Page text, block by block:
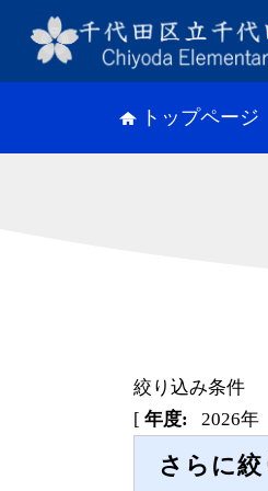
トップページ
絞り込み条件
[ 年度: 2026年
さらに